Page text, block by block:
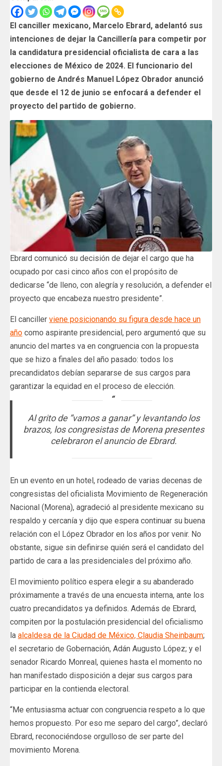
El canciller mexicano, Marcelo Ebrard, adelantó sus
intenciones de dejar la Cancillería para competir por
la candidatura presidencial oficialista de cara a las
elecciones de México de 2024. El funcionario del
gobierno de Andrés Manuel López Obrador anunció
que desde el 12 de junio se enfocará a defender el
proyecto del partido de gobierno.
Ebrard comunicó su decisión de dejar el cargo que ha
ocupado por casi cinco años con el propósito de
dedicarse “de lleno, con alegría y resolución, a defender el
proyecto que encabeza nuestro presidente”.
El canciller viene posicionando su figura desde hace un
año como aspirante presidencial, pero argumentó que su
anuncio del martes va en congruencia con la propuesta
que se hizo a finales del año pasado: todos los
precandidatos debían separarse de sus cargos para
garantizar la equidad en el proceso de elección.
Al grito de ”vamos a ganar” y levantando los
brazos, los congresistas de Morena presentes
celebraron el anuncio de Ebrard.
En un evento en un hotel, rodeado de varias decenas de
congresistas del oficialista Movimiento de Regeneración
Nacional (Morena), agradeció al presidente mexicano su
respaldo y cercanía y dijo que espera continuar su buena
relación con el López Obrador en los años por venir. No
obstante, sigue sin definirse quién será el candidato del
partido de cara a las presidenciales del próximo año.
El movimiento político espera elegir a su abanderado
próximamente a través de una encuesta interna, ante los
cuatro precandidatos ya definidos. Además de Ebrard,
compiten por la postulación presidencial del oficialismo
la alcaldesa de la Ciudad de México, Claudia Sheinbaum;
el secretario de Gobernación, Adán Augusto López; y el
senador Ricardo Monreal, quienes hasta el momento no
han manifestado disposición a dejar sus cargos para
participar en la contienda electoral.
“Me entusiasma actuar con congruencia respeto a lo que
hemos propuesto. Por eso me separo del cargo”, declaró
Ebrard, reconociéndose orgulloso de ser parte del
movimiento Morena.